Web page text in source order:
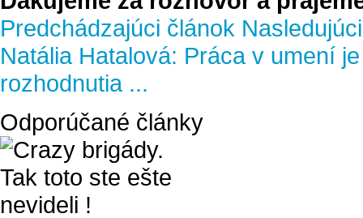
Predchádzajúci článok
Natália Hatalová: Práca v umení
rozhodnutia ...
Odporúčané články